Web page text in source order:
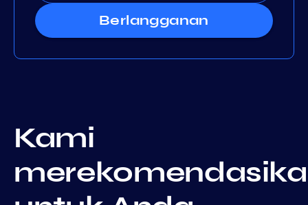
Berlangganan
Kami